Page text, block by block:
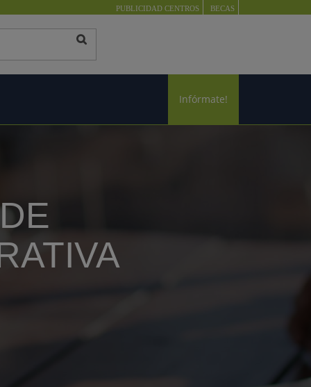
PUBLICIDAD CENTROS BECAS
Infórmate!